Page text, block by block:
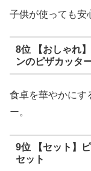
子供が使っても安
8位 【おしゃれ
ンのピザカッタ
食卓を華やかにす
ー。
9位 【セット】
セット